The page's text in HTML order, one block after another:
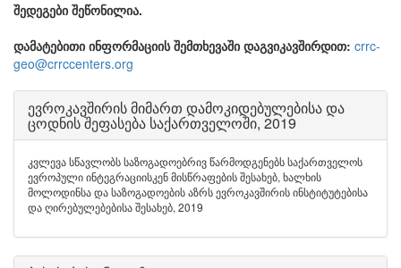
შედეგები შეწონილია.
დამატებითი ინფორმაციის შემთხევაში დაგვიკავშირდით: crrc-
geo@crrccenters.org
ევროკავშირის მიმართ დამოკიდებულებისა და
ცოდნის შეფასება საქართველოში, 2019
კვლევა სწავლობს საზოგადოებრივ წარმოდგენებს საქართველოს
ევროპული ინტეგრაციისკენ მისწრაფების შესახებ, ხალხის
მოლოდინსა და საზოგადოების აზრს ევროკავშირის ინსტიტუტებისა
და ღირებულებებისა შესახებ, 2019